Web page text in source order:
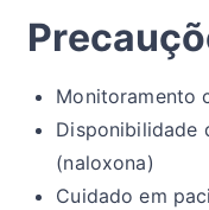
Monitoramento
Disponibilidade
(naloxona)
Cuidado em